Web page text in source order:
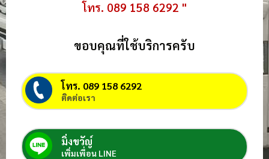
โทร. 089 158 6292 "
ขอบคุณที่ใช้บริการครับ
โทร. 089 158 6292
ติดต่อเรา
มิ่งขวัญ์
เพิ่มเพื่อน LINE